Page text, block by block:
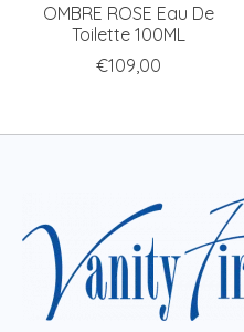
OMBRE ROSE Eau De
Toilette 100ML
€109,00